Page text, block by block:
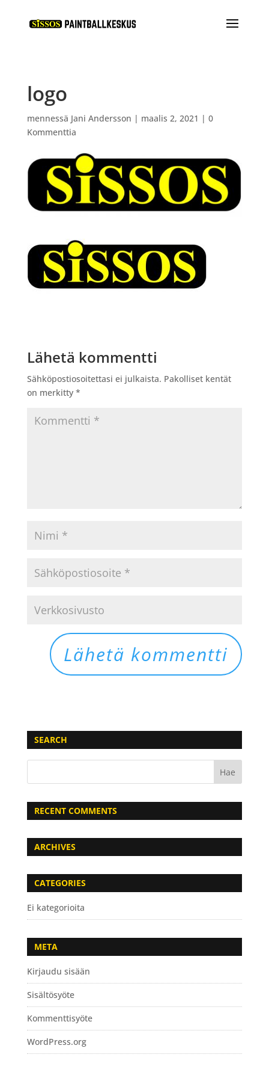
logo
mennessä Jani Andersson | maalis 2, 2021 | 0
Kommenttia
Lähetä kommentti
Sähköpostiosoitettasi ei julkaista. Pakolliset kentät
on merkitty *
SEARCH
RECENT COMMENTS
ARCHIVES
CATEGORIES
Ei kategorioita
META
Kirjaudu sisään
Sisältösyöte
Kommenttisyöte
WordPress.org